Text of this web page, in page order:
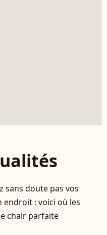
sans doute pas vos
endroit : voici où les
chair parfaite